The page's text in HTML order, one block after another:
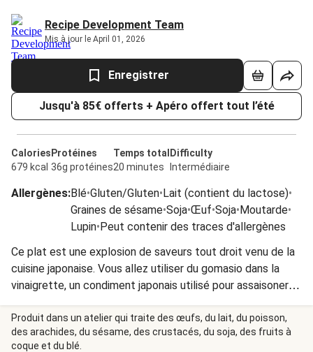
Recipe Development Team
Mis à jour le April 01, 2026
Enregistrer
Jusqu'à 85€ offerts + Apéro offert tout l’été
Calories
679 kcal
Protéines
36g protéines
Temps total
20 minutes
Difficulty
Intermédiaire
Allergènes:Blé•Gluten/Gluten•Lait (contient du lactose)•
Graines de sésame•Soja•Œuf•Soja•Moutarde•
Lupin•Peut contenir des traces d'allergènes
Ce plat est une explosion de saveurs tout droit venu de la
cuisine japonaise. Vous allez utiliser du gomasio dans la
vinaigrette, un condiment japonais utilisé pour assaisoner
les plats : les Japonais l'utilisent comme nous utilisons le
sel. Le gomasio est composé à 90% de "goma", ou graines
de sésame et à 10% de "sio", sel marin.
Produit dans un atelier qui traite des œufs, du lait, du poisson,
des arachides, du sésame, des crustacés, du soja, des fruits à
coque et du blé.